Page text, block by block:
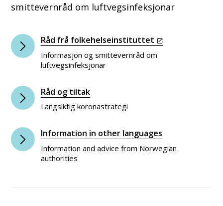
smittevernråd om luftvegsinfeksjonar
Råd frå folkehelseinstituttet
Informasjon og smittevernråd om
luftvegsinfeksjonar
Råd og tiltak
Langsiktig koronastrategi
Information in other languages
Information and advice from Norwegian
authorities